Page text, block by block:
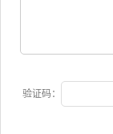
验证码：